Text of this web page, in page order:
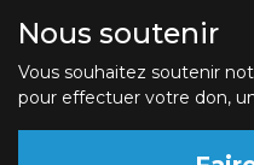
Nous soutenir
Vous souhaitez soutenir
pour effectuer votre don,